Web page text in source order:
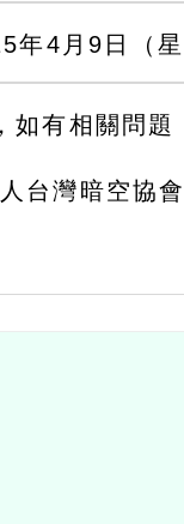
年4月9日（
如有相關問題
台灣暗空協